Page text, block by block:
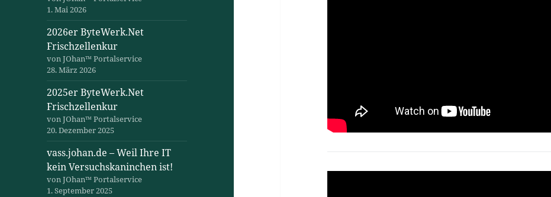
1. Mai 2026
2026er ByteWerk.Net
Frischzellenkur
von JOhan™ Portalservice
28. März 2026
2025er ByteWerk.Net
Frischzellenkur
von JOhan™ Portalservice
20. Dezember 2025
vass.johan.de – Weil Ihre IT
kein Versuchskaninchen ist!
von JOhan™ Portalservice
1. September 2025